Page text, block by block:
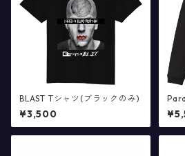
BLAST Tシャツ(ブラックのみ)
¥3,500
ャ